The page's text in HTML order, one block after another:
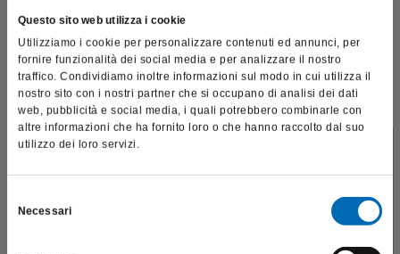
Questo sito web utilizza i cookie
Utilizziamo i cookie per personalizzare contenuti ed annunci, per
fornire funzionalità dei social media e per analizzare il nostro
traffico. Condividiamo inoltre informazioni sul modo in cui utilizza il
nostro sito con i nostri partner che si occupano di analisi dei dati
web, pubblicità e social media, i quali potrebbero combinarle con
altre informazioni che ha fornito loro o che hanno raccolto dal suo
utilizzo dei loro servizi.
delNecessari
Qui sotto è possibile scaricare i PDF delle schede tecniche delle
diamantate
Allegati
Tabella-DIAMANTATE_410331.pdf
DIAMANTATE-SERIE-S-S6830L_410483.pdf
DIAMANTATE-SERIE-S-PER-MONCONE-CORONALE_410515-1.pdf
DIAMANTATE-ZR-E-SET4622_410643-9.pdf
professionali e riporta dati, prodotti e beni sensibili per la
salute e la sicurezza del paziente; pertanto, per visitare il sito,